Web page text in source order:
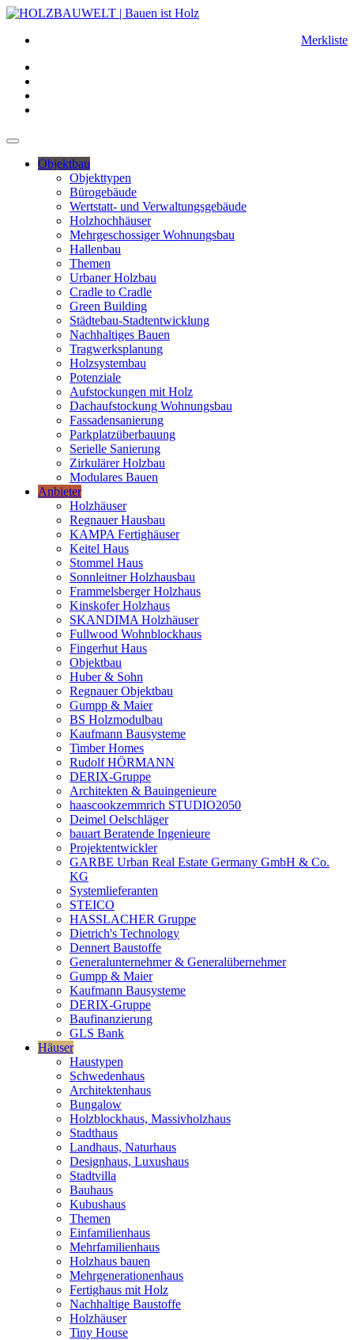
Merkliste
Objektbau
Objekttypen
Bürogebäude
Wertstatt- und Verwaltungsgebäude
Holzhochhäuser
Mehrgeschossiger Wohnungsbau
Hallenbau
Themen
Urbaner Holzbau
Cradle to Cradle
Green Building
Städtebau-Stadtentwicklung
Nachhaltiges Bauen
Tragwerksplanung
Holzsystembau
Potenziale
Aufstockungen mit Holz
Dachaufstockung Wohnungsbau
Fassadensanierung
Parkplatzüberbauung
Serielle Sanierung
Zirkulärer Holzbau
Modulares Bauen
Anbieter
Holzhäuser
Regnauer Hausbau
KAMPA Fertighäuser
Keitel Haus
Stommel Haus
Sonnleitner Holzhausbau
Frammelsberger Holzhaus
Kinskofer Holzhaus
SKANDIMA Holzhäuser
Fullwood Wohnblockhaus
Fingerhut Haus
Objektbau
Huber & Sohn
Regnauer Objektbau
Gumpp & Maier
BS Holzmodulbau
Kaufmann Bausysteme
Timber Homes
Rudolf HÖRMANN
DERIX-Gruppe
Architekten & Bauingenieure
haascookzemmrich STUDIO2050
Deimel Oelschläger
bauart Beratende Ingenieure
Projektentwickler
GARBE Urban Real Estate Germany GmbH & Co.
KG
Systemlieferanten
STEICO
HASSLACHER Gruppe
Dietrich's Technology
Dennert Baustoffe
Generalunternehmer & Generalübernehmer
Gumpp & Maier
Kaufmann Bausysteme
DERIX-Gruppe
Baufinanzierung
GLS Bank
Häuser
Haustypen
Schwedenhaus
Architektenhaus
Bungalow
Holzblockhaus, Massivholzhaus
Stadthaus
Landhaus, Naturhaus
Designhaus, Luxushaus
Stadtvilla
Bauhaus
Kubushaus
Themen
Einfamilienhaus
Mehrfamilienhaus
Holzhaus bauen
Mehrgenerationenhaus
Fertighaus mit Holz
Nachhaltige Baustoffe
Holzhäuser
Tiny House